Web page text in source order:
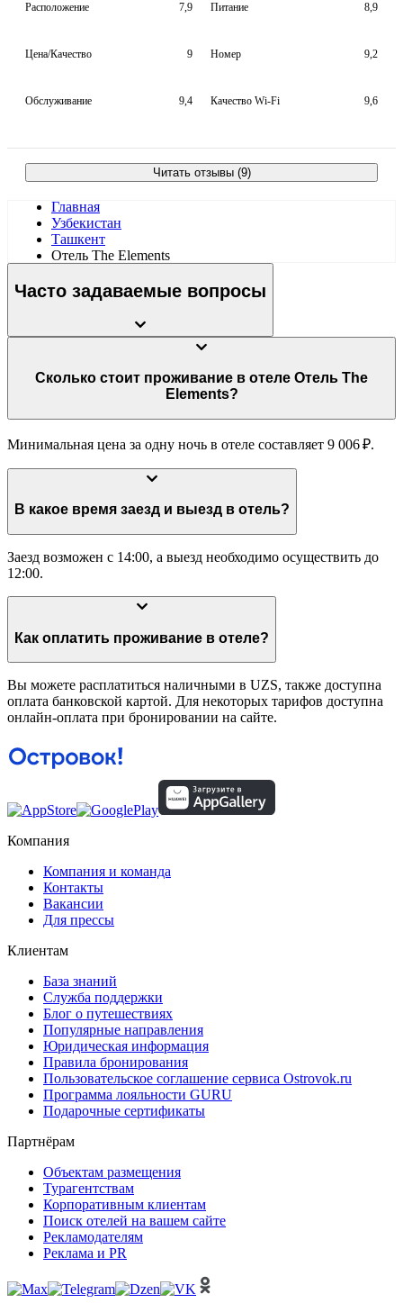
Расположение 7,9 Питание 8,9
Цена/Качество 9 Номер 9,2
Обслуживание 9,4 Качество Wi-Fi 9,6
Читать отзывы (9)
Главная
Узбекистан
Ташкент
Отель The Elements
Часто задаваемые вопросы
Сколько стоит проживание в отеле Отель The
Elements?
Минимальная цена за одну ночь в отеле составляет 9 006 ₽.
В какое время заезд и выезд в отель?
Заезд возможен с 14:00, а выезд необходимо осуществить до
12:00.
Как оплатить проживание в отеле?
Вы можете расплатиться наличными в UZS, также доступна
оплата банковской картой. Для некоторых тарифов доступна
онлайн-оплата при бронировании на сайте.
Компания
Компания и команда
Контакты
Вакансии
Для прессы
Клиентам
База знаний
Служба поддержки
Блог о путешествиях
Популярные направления
Юридическая информация
Правила бронирования
Пользовательское соглашение сервиса Ostrovok.ru
Программа лояльности GURU
Подарочные сертификаты
Партнёрам
Объектам размещения
Турагентствам
Корпоративным клиентам
Поиск отелей на вашем сайте
Рекламодателям
Реклама и PR